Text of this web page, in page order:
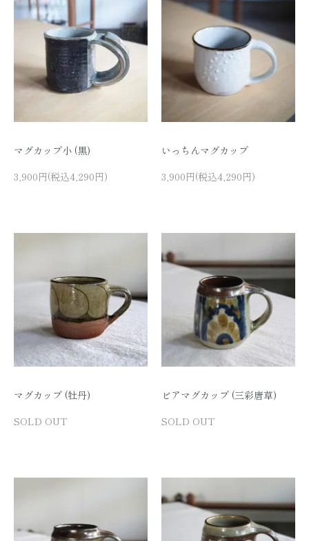
マグカップ小 (黒)
3,900円(税込4,290円)
いっちんマグカップ
3,900円(税込4,290円)
マグカップ (牡丹)
SOLD OUT
ビアマグカップ (三彩唐草)
SOLD OUT